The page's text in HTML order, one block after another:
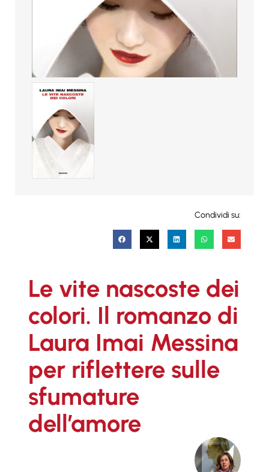
Condividi su:
Le vite nascoste dei
colori. Il romanzo di
Laura Imai Messina
per riflettere sulle
sfumature
dell’amore